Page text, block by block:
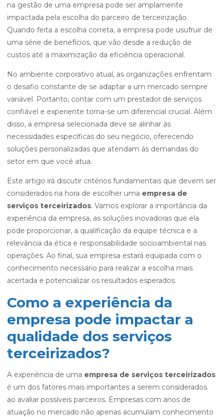
na gestão de uma empresa pode ser amplamente
impactada pela escolha do parceiro de terceirização.
Quando feita a escolha correta, a empresa pode usufruir de
uma série de benefícios, que vão desde a redução de
custos até a maximização da eficiência operacional.
No ambiente corporativo atual, as organizações enfrentam
o desafio constante de se adaptar a um mercado sempre
variável. Portanto, contar com um prestador de serviços
confiável e experiente torna-se um diferencial crucial. Além
disso, a empresa selecionada deve se alinhar às
necessidades específicas do seu negócio, oferecendo
soluções personalizadas que atendam às demandas do
setor em que você atua.
Este artigo irá discutir critérios fundamentais que devem ser
considerados na hora de escolher uma empresa de
serviços terceirizados. Vamos explorar a importância da
experiência da empresa, as soluções inovadoras que ela
pode proporcionar, a qualificação da equipe técnica e a
relevância da ética e responsabilidade socioambiental nas
operações. Ao final, sua empresa estará equipada com o
conhecimento necessário para realizar a escolha mais
acertada e potencializar os resultados esperados.
Como a experiência da
empresa pode impactar a
qualidade dos serviços
terceirizados?
A experiência de uma empresa de serviços terceirizados
é um dos fatores mais importantes a serem considerados
ao avaliar possíveis parceiros. Empresas com anos de
atuação no mercado não apenas acumulam conhecimento